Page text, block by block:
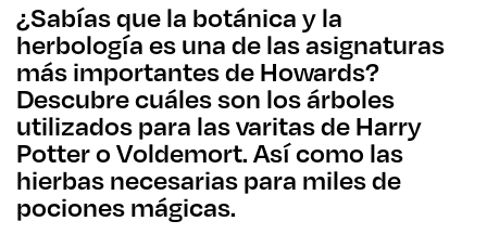
¿Sabías que la botánica y la
herbología es una de las asignaturas
más importantes de Howards?
Descubre cuáles son los árboles
utilizados para las varitas de Harry
Potter o Voldemort. Así como las
hierbas necesarias para miles de
pociones mágicas.